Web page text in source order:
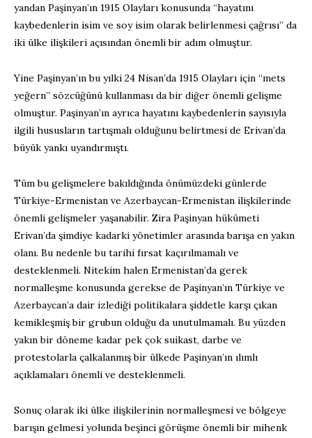
yandan Paşinyan’ın 1915 Olayları konusunda “hayatını
kaybedenlerin isim ve soy isim olarak belirlenmesi çağrısı” da
iki ülke ilişkileri açısından önemli bir adım olmuştur.
Yine Paşinyan’ın bu yılki 24 Nisan’da 1915 Olayları için “mets
yeğern” sözcüğünü kullanması da bir diğer önemli gelişme
olmuştur. Paşinyan’ın ayrıca hayatını kaybedenlerin sayısıyla
ilgili hususların tartışmalı olduğunu belirtmesi de Erivan’da
büyük yankı uyandırmıştı.
Tüm bu gelişmelere bakıldığında önümüzdeki günlerde
Türkiye-Ermenistan ve Azerbaycan-Ermenistan ilişkilerinde
önemli gelişmeler yaşanabilir. Zira Paşinyan hükümeti
Erivan’da şimdiye kadarki yönetimler arasında barışa en yakın
olanı. Bu nedenle bu tarihi fırsat kaçırılmamalı ve
desteklenmeli. Nitekim halen Ermenistan’da gerek
normalleşme konusunda gerekse de Paşinyan’ın Türkiye ve
Azerbaycan’a dair izlediği politikalara şiddetle karşı çıkan
kemikleşmiş bir grubun olduğu da unutulmamalı. Bu yüzden
yakın bir döneme kadar pek çok suikast, darbe ve
protestolarla çalkalanmış bir ülkede Paşinyan’ın ılımlı
açıklamaları önemli ve desteklenmeli.
Sonuç olarak iki ülke ilişkilerinin normalleşmesi ve bölgeye
barışın gelmesi yolunda beşinci görüşme önemli bir mihenk